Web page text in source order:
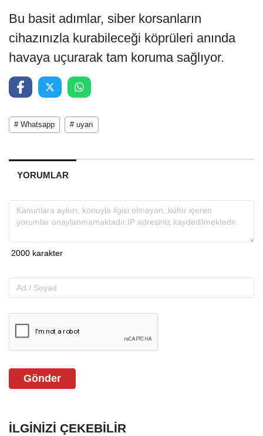
Bu basit adımlar, siber korsanların
cihazınızla kurabileceği köprüleri anında
havaya uçurarak tam koruma sağlıyor.
# Whatsapp # uyarı
YORUMLAR
Gönder
İLGINIZI ÇEKEBILIR